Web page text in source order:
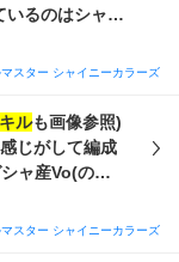
いるのはシャッ
イと夏は来ぬ
ラなのででき
スター シャイニーカラーズ
ルも画像参照)
じがして編成
ャ産Vo(のス
編成を変える
ょうか？ ま
スター シャイニーカラーズ